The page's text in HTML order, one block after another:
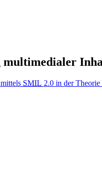
SMIL 2.0 in der Theorie